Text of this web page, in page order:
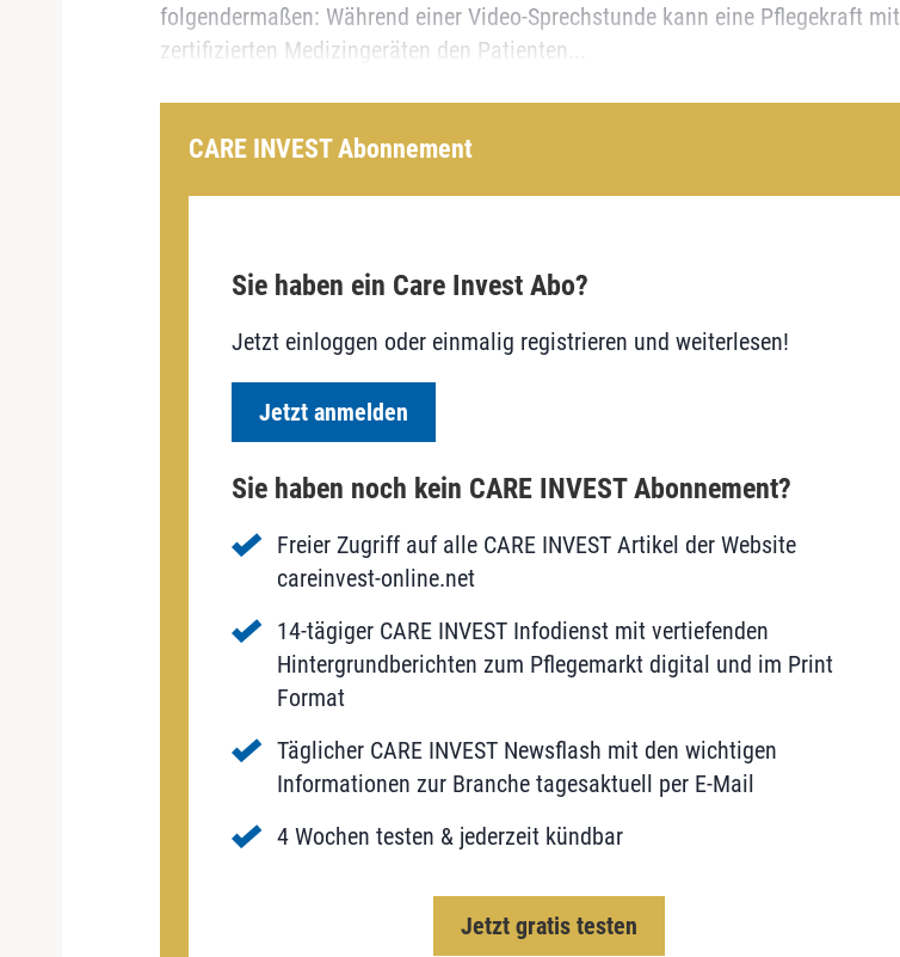
folgendermaßen: Während einer Video-Sprechstunde kann eine Pflegekraft mit
zertifizierten Medizingeräten den Patienten...
CARE INVEST Abonnement
Sie haben ein Care Invest Abo?
Jetzt einloggen oder einmalig registrieren und weiterlesen!
Jetzt anmelden
Sie haben noch kein CARE INVEST Abonnement?
Freier Zugriff auf alle CARE INVEST Artikel der Website
careinvest-online.net
14-tägiger CARE INVEST Infodienst mit vertiefenden
Hintergrundberichten zum Pflegemarkt digital und im Print
Format
Täglicher CARE INVEST Newsflash mit den wichtigen
Informationen zur Branche tagesaktuell per E-Mail
4 Wochen testen & jederzeit kündbar
Jetzt gratis testen